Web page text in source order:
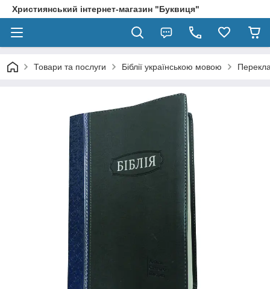
Християнський інтернет-магазин "Буквиця"
Товари та послуги Біблії українською мовою